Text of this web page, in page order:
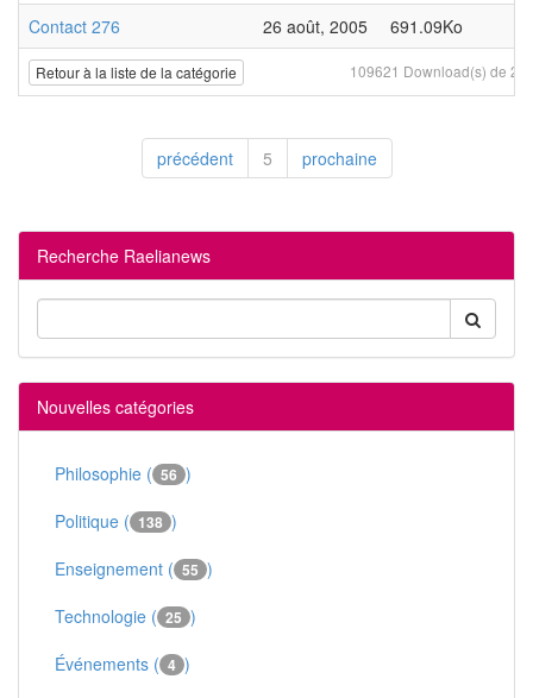
Contact 276
26 août, 2005 691.09Ko
Retour à la liste de la catégorie 109621 Download(s) de 20
précédent 5 prochaine
Recherche Raelianews
Nouvelles catégories
Philosophie ( 56 )
Politique ( 138 )
Enseignement ( 55 )
Technologie ( 25 )
Événements ( 4 )